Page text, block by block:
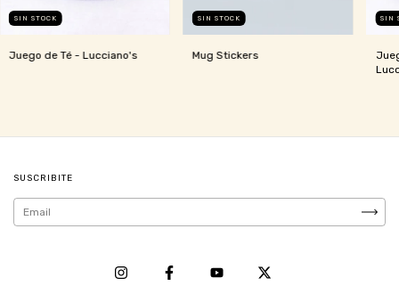
SIN STOCK
Juego de Té - Lucciano's
SIN STOCK
Mug Stickers
SIN
SUSCRIBITE